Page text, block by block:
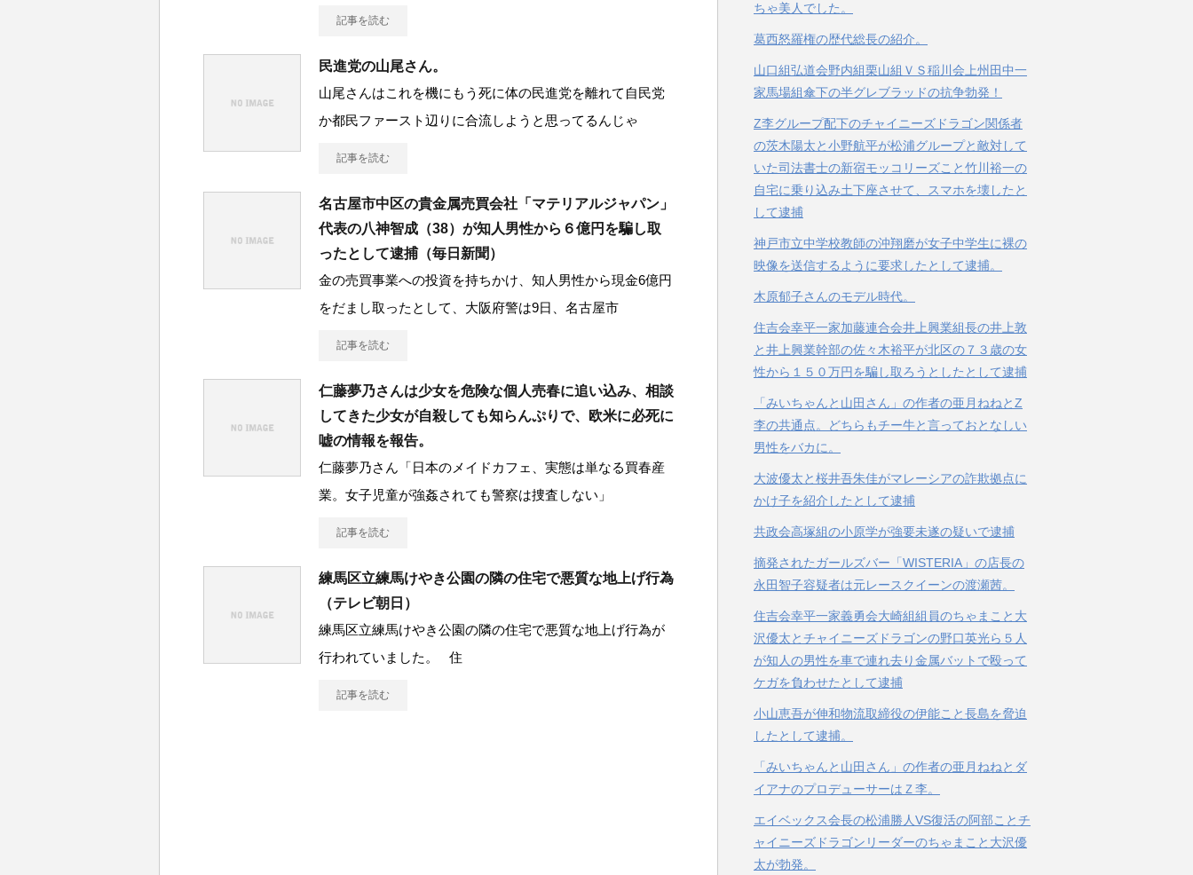
記事を読む
民進党の山尾さん。
山尾さんはこれを機にもう死に体の民進党を離れて自民党
か都民ファースト辺りに合流しようと思ってるんじゃ
記事を読む
名古屋市中区の貴金属売買会社「マテリアルジャパン」
代表の八神智成（38）が知人男性から６億円を騙し取
ったとして逮捕（毎日新聞）
金の売買事業への投資を持ちかけ、知人男性から現金6億円
をだまし取ったとして、大阪府警は9日、名古屋市
記事を読む
仁藤夢乃さんは少女を危険な個人売春に追い込み、相談
してきた少女が自殺しても知らんぷりで、欧米に必死に
嘘の情報を報告。
仁藤夢乃さん「日本のメイドカフェ、実態は単なる買春産
業。女子児童が強姦されても警察は捜査しない」
記事を読む
練馬区立練馬けやき公園の隣の住宅で悪質な地上げ行為
（テレビ朝日）
練馬区立練馬けやき公園の隣の住宅で悪質な地上げ行為が
行われていました。 住
記事を読む
ちゃ美人でした。
葛西怒羅権の歴代総長の紹介。
山口組弘道会野内組栗山組ＶＳ稲川会上州田中一
家馬場組傘下の半グレブラッドの抗争勃発！
Z李グループ配下のチャイニーズドラゴン関係者
の茨木陽太と小野航平が松浦グループと敵対して
いた司法書士の新宿モッコリーズこと竹川裕一の
自宅に乗り込み土下座させて、スマホを壊したと
して逮捕
神戸市立中学校教師の沖翔磨が女子中学生に裸の
映像を送信するように要求したとして逮捕。
木原郁子さんのモデル時代。
住吉会幸平一家加藤連合会井上興業組長の井上敦
と井上興業幹部の佐々木裕平が北区の７３歳の女
性から１５０万円を騙し取ろうとしたとして逮捕
「みいちゃんと山田さん」の作者の亜月ねねとZ
李の共通点。どちらもチー牛と言っておとなしい
男性をバカに。
大波優太と桜井吾朱佳がマレーシアの詐欺拠点に
かけ子を紹介したとして逮捕
共政会高塚組の小原学が強要未遂の疑いで逮捕
摘発されたガールズバー「WISTERIA」の店長の
永田智子容疑者は元レースクイーンの渡瀬茜。
住吉会幸平一家義勇会大崎組組員のちゃまこと大
沢優太とチャイニーズドラゴンの野口英光ら５人
が知人の男性を車で連れ去り金属バットで殴って
ケガを負わせたとして逮捕
小山恵吾が伸和物流取締役の伊能こと長島を脅迫
したとして逮捕。
「みいちゃんと山田さん」の作者の亜月ねねとダ
イアナのプロデューサーはＺ李。
エイベックス会長の松浦勝人VS復活の阿部ことチ
ャイニーズドラゴンリーダーのちゃまこと大沢優
太が勃発。